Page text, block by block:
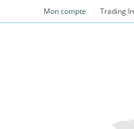
to
Mon compte Trading